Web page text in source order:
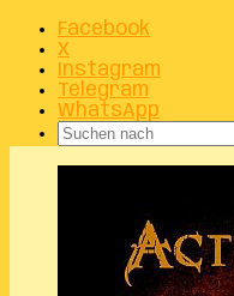
Facebook
X
Instagram
Telegram
WhatsApp